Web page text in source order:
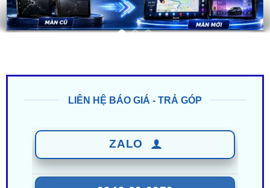
0949 60 3979